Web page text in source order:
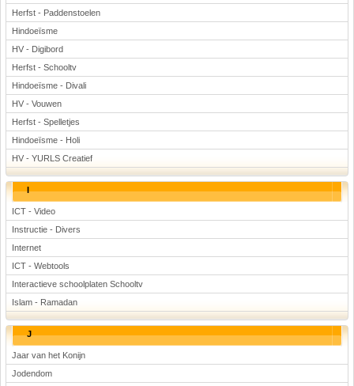
Herfst - Paddenstoelen
Hindoeïsme
HV - Digibord
Herfst - Schooltv
Hindoeïsme - Divali
HV - Vouwen
Herfst - Spelletjes
Hindoeïsme - Holi
HV - YURLS Creatief
I
ICT - Video
Instructie - Divers
Internet
ICT - Webtools
Interactieve schoolplaten Schooltv
Islam - Ramadan
J
Jaar van het Konijn
Jodendom